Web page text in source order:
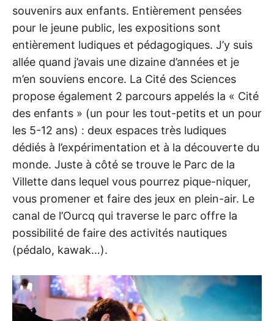
souvenirs aux enfants. Entièrement pensées
pour le jeune public, les expositions sont
entièrement ludiques et pédagogiques. J’y suis
allée quand j’avais une dizaine d’années et je
m’en souviens encore. La Cité des Sciences
propose également 2 parcours appelés la « Cité
des enfants » (un pour les tout-petits et un pour
les 5-12 ans) : deux espaces très ludiques
dédiés à l’expérimentation et à la découverte du
monde. Juste à côté se trouve le Parc de la
Villette dans lequel vous pourrez pique-niquer,
vous promener et faire des jeux en plein-air. Le
canal de l’Ourcq qui traverse le parc offre la
possibilité de faire des activités nautiques
(pédalo, kawak…).